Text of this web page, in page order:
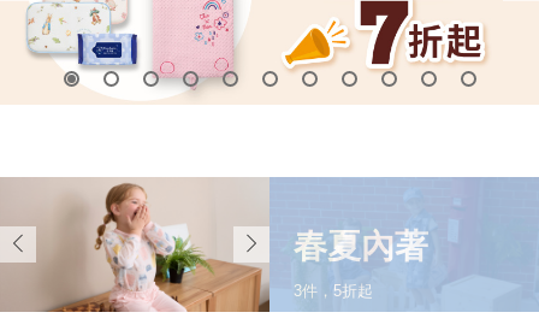
春夏內著
3件，5折起